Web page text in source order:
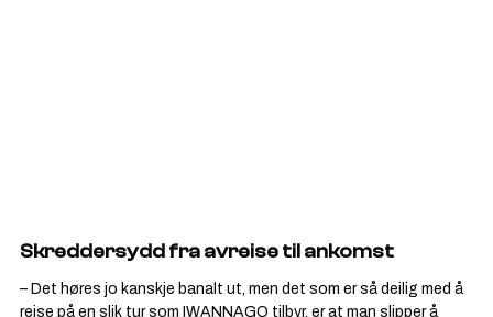
Skreddersydd fra avreise til ankomst
– Det høres jo kanskje banalt ut, men det som er så deilig med å
reise på en slik tur som IWANNAGO tilbyr, er at man slipper å